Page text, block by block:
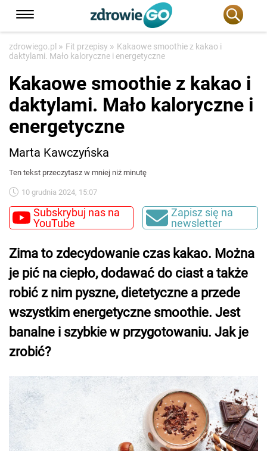
zdrowiego.pl » Fit przepisy » Kakaowe smoothie z kakao i
daktylami. Mało kaloryczne i energetyczne
Kakaowe smoothie z kakao i
daktylami. Mało kaloryczne i
energetyczne
Marta Kawczyńska
Ten tekst przeczytasz w mniej niż minutę
10 grudnia 2024, 15:07
Subskrybuj nas na
YouTube
Zapisz się na
newsletter
Zima to zdecydowanie czas kakao. Można
je pić na ciepło, dodawać do ciast a także
robić z nim pyszne, dietetyczne a przede
wszystkim energetyczne smoothie. Jest
banalne i szybkie w przygotowaniu. Jak je
zrobić?